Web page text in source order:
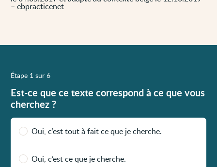
– ebpracticenet
Étape 1 sur 6
Est-ce que ce texte correspond à ce que vous
cherchez ?
Oui, c’est tout à fait ce que je cherche.
Oui, c’est ce que je cherche.